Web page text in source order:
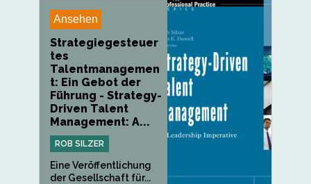
Ansehen
Strategiegesteuer
tes
Talentmanagemen
t: Ein Gebot der
Führung - Strategy-
Driven Talent
Management: A...
ROB SILZER
Eine Veröffentlichung
der Gesellschaft für...